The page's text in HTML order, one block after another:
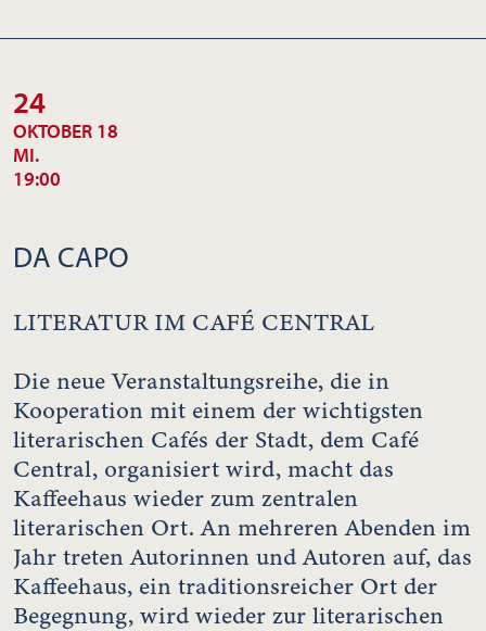
24
OKTOBER 18
MI.
19:00
DA CAPO
LITERATUR IM CAFÉ CENTRAL
Die neue Veranstaltungsreihe, die in
Kooperation mit einem der wichtigsten
literarischen Cafés der Stadt, dem Café
Central, organisiert wird, macht das
Kaffeehaus wieder zum zentralen
literarischen Ort. An mehreren Abenden im
Jahr treten Autorinnen und Autoren auf, das
Kaffeehaus, ein traditionsreicher Ort der
Begegnung, wird wieder zur literarischen